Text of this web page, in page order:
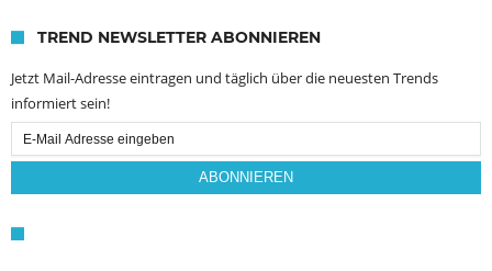
TREND NEWSLETTER ABONNIEREN
Jetzt Mail-Adresse eintragen und täglich über die neuesten Trends
informiert sein!
Email
Subscription
ABONNIEREN